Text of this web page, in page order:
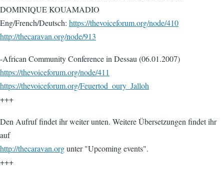
DOMINIQUE KOUAMADIO
Eng/French/Deutsch: https://thevoiceforum.org/node/410
http://thecaravan.org/node/913
-African Community Conference in Dessau (06.01.2007)
https://thevoiceforum.org/node/411
https://thevoiceforum.org/Feuertod_oury_Jalloh
+++
Den Aufruf findet ihr weiter unten. Weitere Übersetzungen findet ihr
auf
http://thecaravan.orgunter "Upcoming events".
+++